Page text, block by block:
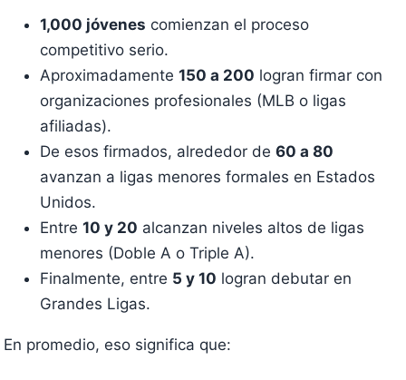
1,000 jóvenes comienzan el proceso
competitivo serio.
Aproximadamente 150 a 200 logran firmar con
organizaciones profesionales (MLB o ligas
afiliadas).
De esos firmados, alrededor de 60 a 80
avanzan a ligas menores formales en Estados
Unidos.
Entre 10 y 20 alcanzan niveles altos de ligas
menores (Doble A o Triple A).
Finalmente, entre 5 y 10 logran debutar en
Grandes Ligas.
En promedio, eso significa que: